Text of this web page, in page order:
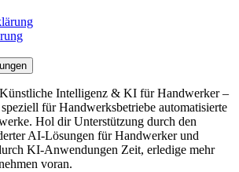
Intelligenz & KI für Handwerker –
für Handwerksbetriebe automatisierte
Hol dir Unterstützung durch den
AI-Lösungen für Handwerker und
KI-Anwendungen Zeit, erledige mehr
voran.